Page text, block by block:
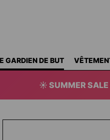
GARDIEN DE BUT
☀️ SUMMER